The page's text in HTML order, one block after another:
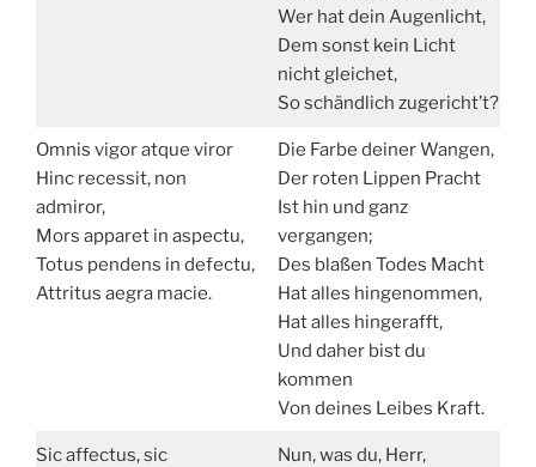
Wer hat dein Augenlicht,
Dem sonst kein Licht
nicht gleichet,
So schändlich zugericht’t?
Omnis vigor atque viror
Hinc recessit, non
admiror,
Mors apparet in aspectu,
Totus pendens in defectu,
Attritus aegra macie.
Die Farbe deiner Wangen,
Der roten Lippen Pracht
Ist hin und ganz
vergangen;
Des blaßen Todes Macht
Hat alles hingenommen,
Hat alles hingerafft,
Und daher bist du
kommen
Von deines Leibes Kraft.
Sic affectus, sic
Nun, was du, Herr,